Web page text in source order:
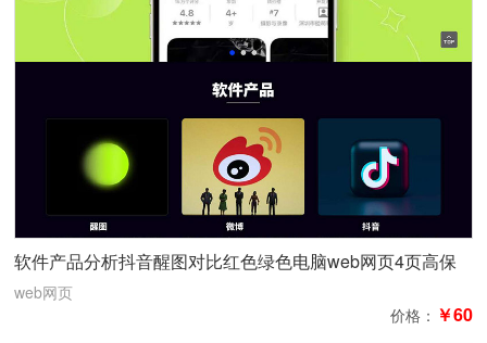
软件产品分析抖音醒图对比红色绿色电脑web网页4页高保
真含交互和分析
web网页
价格： ￥60